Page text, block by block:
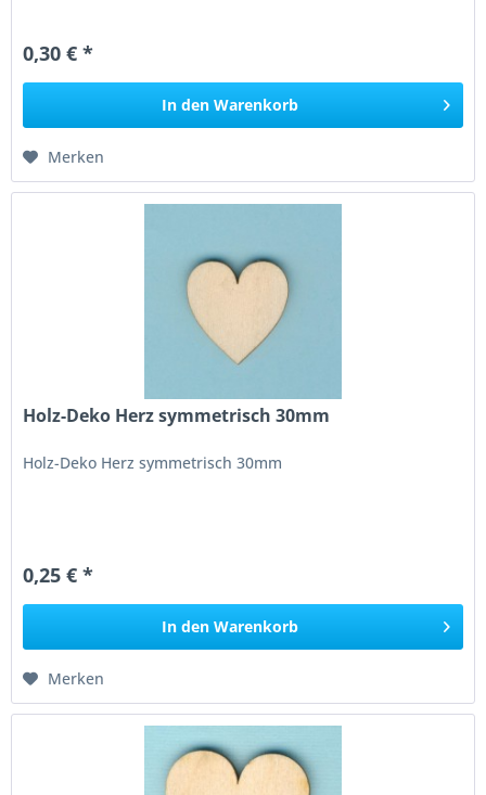
0,30 € *
In den Warenkorb
Merken
Holz-Deko Herz symmetrisch 30mm
Holz-Deko Herz symmetrisch 30mm
0,25 € *
In den Warenkorb
Merken